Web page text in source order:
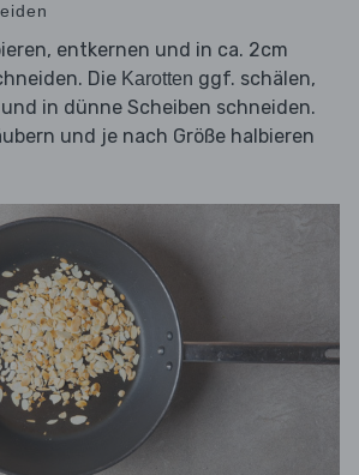
entkernen und in ca. 2cm
Die Karotten ggf. schälen,
in dünne Scheiben schneiden.
und je nach Größe halbieren